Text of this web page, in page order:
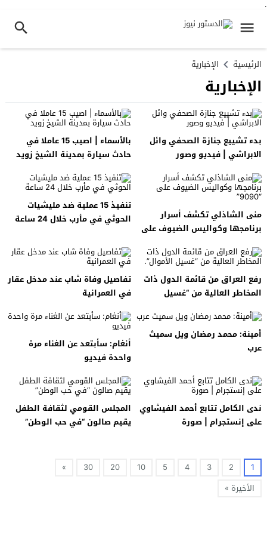
.
الرئيسية الإخبارية
الإخبارية
بدء تشييع جنازة الصحفي وائل
الابراشي | فيديو وصور
بالأسماء | اصيب 15 عاملا في
حادث سيارة بمدينة الشيخ زويد
منى الشاذلي تكشف أسرار
برنامجها وكواليس الضيوف على
تنفيذ 15 عملية ضد مليشيات
الحوثي في ​​مأرب خلال 24 ساعة
رفع العراق من قائمة الدول ذات
المخاطر العالية من “غسيل
تفاصيل وفاة شاب عند مدخل عقار
في العمرانية
أمينة: ​​محمد رمضان ويل سميث
عرب
أنغام: سأبتعد عن الغناء مرة
واحدة فيديو
ندى الكامل تتابع أحمد الفيشاوي
على إنستجرام | صورة
المجلس القومي لثقافة الطفل
يقيم صالون “في حب الوطن”
1
2
3
4
5
10
20
30
»
الأخيرة »